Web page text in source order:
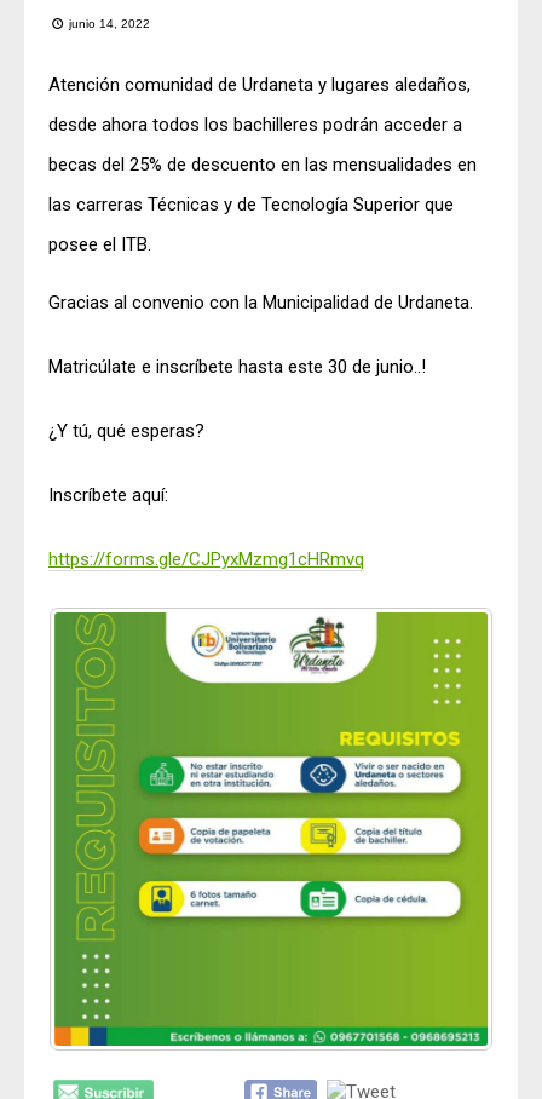
junio 14, 2022
Atención comunidad de Urdaneta y lugares aledaños,
desde ahora todos los bachilleres podrán acceder a
becas del 25% de descuento en las mensualidades en
las carreras Técnicas y de Tecnología Superior que
posee el ITB.
Gracias al convenio con la Municipalidad de Urdaneta.
Matricúlate e inscríbete hasta este 30 de junio..!
¿Y tú, qué esperas?
Inscríbete aquí:
https://forms.gle/CJPyxMzmg1cHRmvq